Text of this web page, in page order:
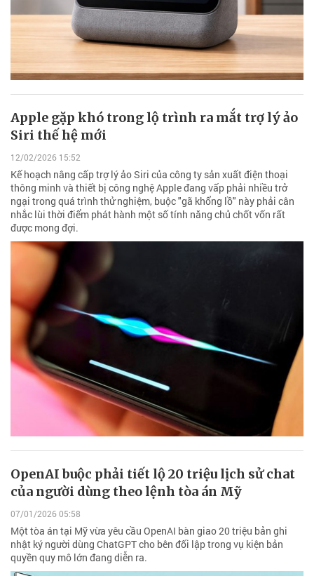
Apple gặp khó trong lộ trình ra mắt trợ lý ảo
Siri thế hệ mới
12/02/2026 15:52
Kế hoạch nâng cấp trợ lý ảo Siri của công ty sản xuất điện thoại
thông minh và thiết bị công nghệ Apple đang vấp phải nhiều trở
ngại trong quá trình thử nghiệm, buộc "gã khổng lồ" này phải cân
nhắc lùi thời điểm phát hành một số tính năng chủ chốt vốn rất
được mong đợi.
OpenAI buộc phải tiết lộ 20 triệu lịch sử chat
của người dùng theo lệnh tòa án Mỹ
07/01/2026 05:58
Một tòa án tại Mỹ vừa yêu cầu OpenAI bàn giao 20 triệu bản ghi
nhật ký người dùng ChatGPT cho bên đối lập trong vụ kiện bản
quyền quy mô lớn đang diễn ra.